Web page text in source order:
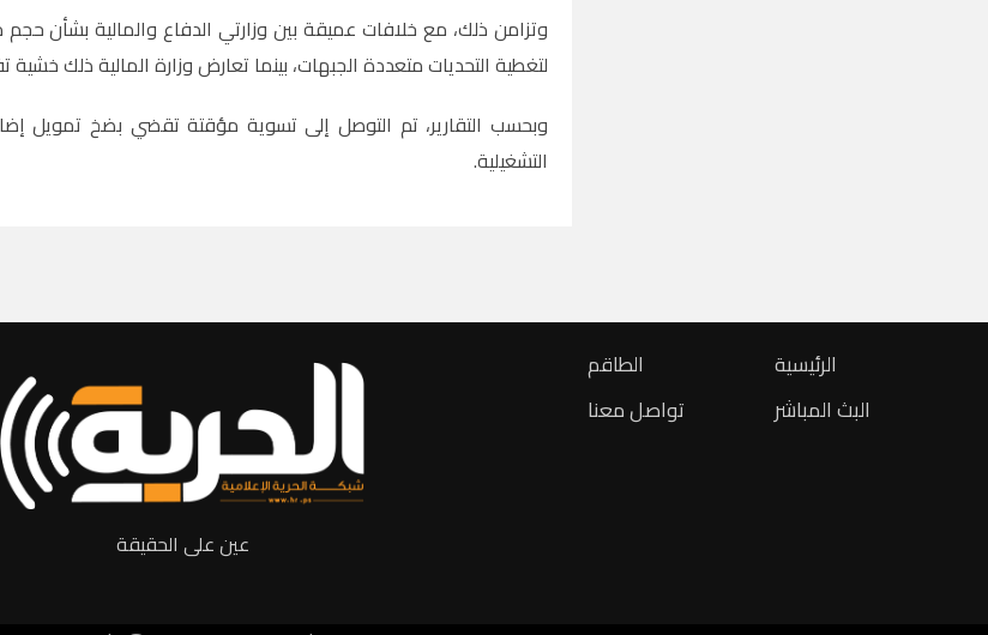
وتزامن ذلك، مع خلافات عميقة بين وزارتي الدفاع والمالية بشأن
لتغطية التحديات متعددة الجبهات، بينما تعارض وزارة المالية ذلك خشية
وبحسب التقارير، تم التوصل إلى تسوية مؤقتة تقضي بضخ تمويل
التشغيلية.
عين على الحقيقة
الطاقم
تواصل معنا
الرئيسية
البث المباشر